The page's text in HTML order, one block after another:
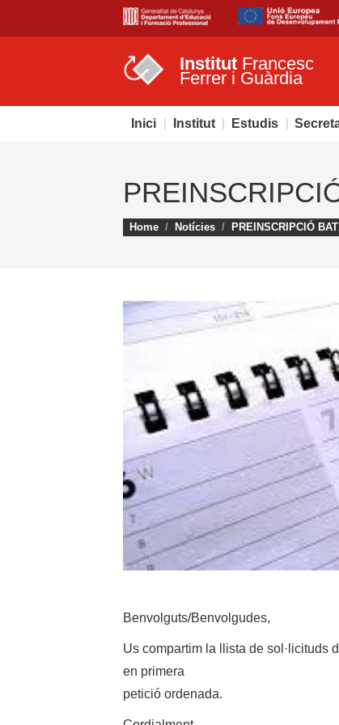
Institut Francesc
Ferrer i Guàrdia
Inici Institut Estudis
You are here:
Home Notícies PREINSCRIPCIÓ
Benvolguts/Benvolgudes,
Us compartim la llista de sol·licituds
en primera
petició ordenada.